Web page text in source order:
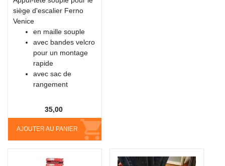
siège d'escalier Ferno
Venice
en maille souple
avec bandes velcro
pour un montage
rapide
avec sac de
rangement
AJOUTER AU PANIER
35,00